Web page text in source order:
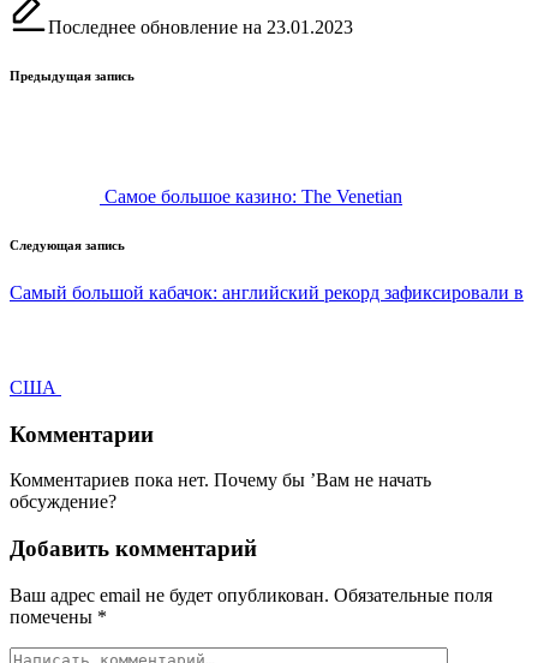
Последнее обновление на 23.01.2023
Навигация
Предыдущая запись
Самое большое казино: The Venetian
Следующая запись
Самый большой кабачок: английский рекорд зафиксировали в
США
Комментарии
Комментариев пока нет. Почему бы ’Вам не начать
обсуждение?
Добавить комментарий
Ваш адрес email не будет опубликован. Обязательные поля
помечены *